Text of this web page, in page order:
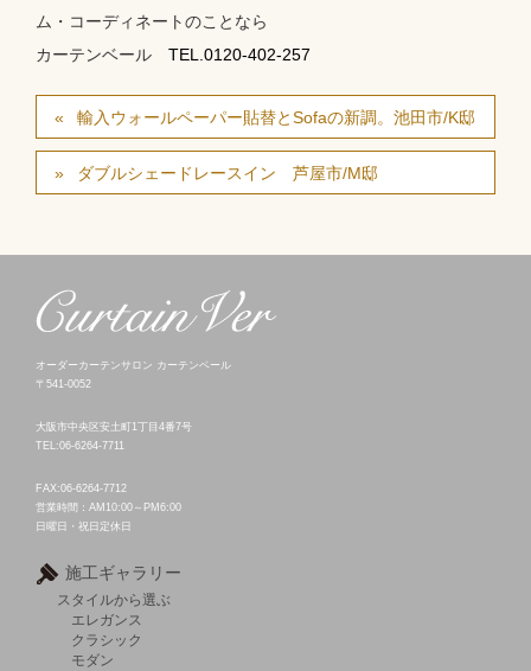
ム・コーディネートのことなら
カーテンベール TEL.0120-402-257
輸入ウォールペーパー貼替とSofaの新調。池田市/K邸
ダブルシェードレースイン 芦屋市/M邸
オーダーカーテンサロン カーテンベール
〒541-0052
大阪市中央区安土町1丁目4番7号
TEL:06-6264-7711
FAX:06-6264-7712
営業時間：AM10:00～PM6:00
日曜日・祝日定休日
施工ギャラリー
スタイルから選ぶ
エレガンス
クラシック
モダン